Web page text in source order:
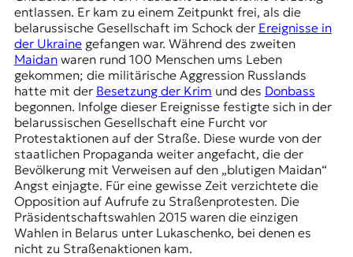
entlassen. Er kam zu einem Zeitpunkt frei, als die
belarussische Gesellschaft im Schock der Ereignisse in
der Ukrainegefangen war. Während des zweiten
Maidanwaren rund 100 Menschen ums Leben
gekommen; die militärische Aggression Russlands
hatte mit der Besetzung der Krim und des Donbass
begonnen. Infolge dieser Ereignisse festigte sich in der
belarussischen Gesellschaft eine Furcht vor
Protestaktionen auf der Straße. Diese wurde von der
staatlichen Propaganda weiter angefacht, die der
Bevölkerung mit Verweisen auf den „blutigen Maidan“
Angst einjagte. Für eine gewisse Zeit verzichtete die
Opposition auf Aufrufe zu Straßenprotesten. Die
Präsidentschaftswahlen 2015 waren die einzigen
Wahlen in Belarus unter Lukaschenko, bei denen es
nicht zu Straßenaktionen kam.